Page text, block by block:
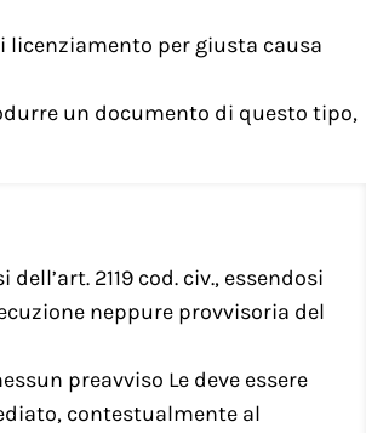
licenziamento per giusta causa
un documento di questo tipo,
2119 cod. civ., essendosi
neppure provvisoria del
preavviso Le deve essere
contestualmente al